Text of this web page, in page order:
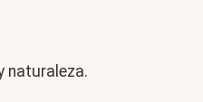
naturaleza.